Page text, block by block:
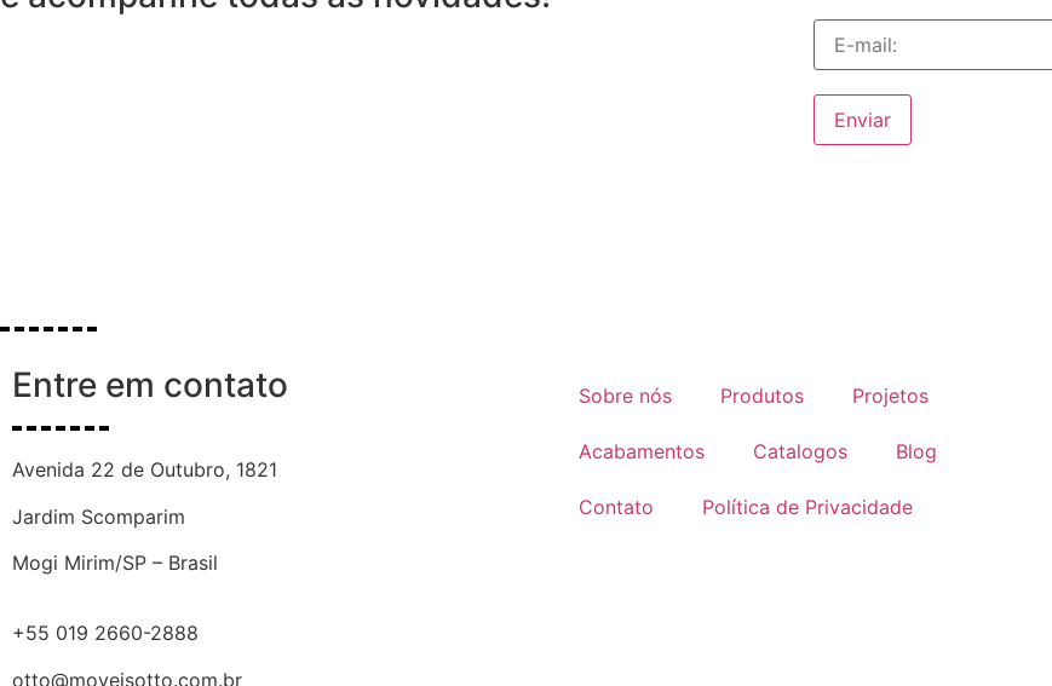
Enviar
Entre em contato
Avenida 22 de Outubro, 1821
Jardim Scomparim
Mogi Mirim/SP – Brasil
+55 019 2660-2888
otto@moveisotto.com.br
Sobre nós Produtos Projetos
Acabamentos Catalogos Blog
Contato Política de Privacidade